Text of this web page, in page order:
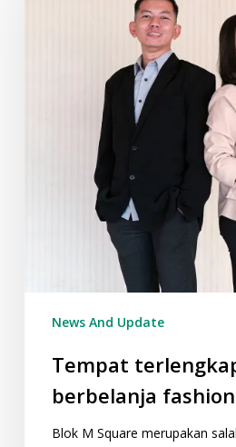
News And Update
Tempat
berbelanja fashion
Blok M Square merupakan